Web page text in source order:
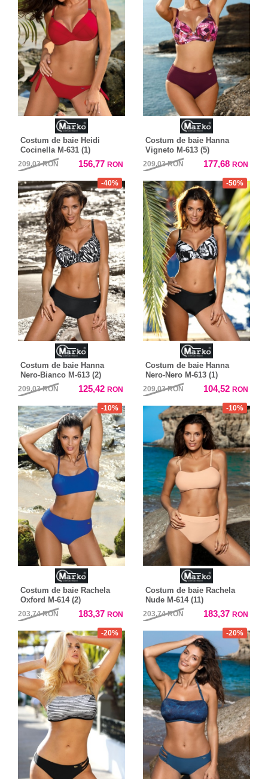
Costum de baie Heidi
Cocinella M-631 (1)
209,03RON 156,77 RON
Costum de baie Hanna
Vigneto M-613 (5)
209,03RON 177,68 RON
-40%
Costum de baie Hanna
Nero-Bianco M-613 (2)
209,03RON 125,42 RON
-50%
Costum de baie Hanna
Nero-Nero M-613 (1)
209,03RON 104,52 RON
-10%
Costum de baie Rachela
Oxford M-614 (2)
203,74RON 183,37 RON
-10%
Costum de baie Rachela
Nude M-614 (11)
203,74RON 183,37 RON
-20% -20%